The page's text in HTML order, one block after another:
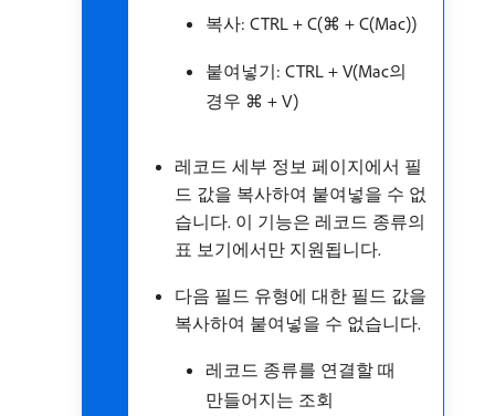
복사: CTRL + C(⌘ + C(Mac))
붙여넣기: CTRL + V(Mac의
경우 ⌘ + V)
레코드 세부 정보 페이지에서 필
드 값을 복사하여 붙여넣을 수 없
습니다. 이 기능은 레코드 종류의
표 보기에서만 지원됩니다.
다음 필드 유형에 대한 필드 값을
복사하여 붙여넣을 수 없습니다.
레코드 종류를 연결할 때
만들어지는 조회